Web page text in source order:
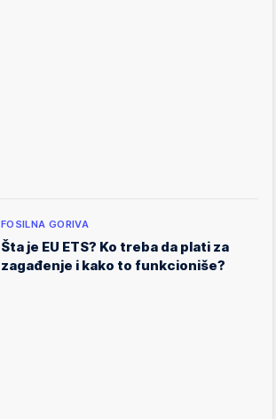
FOSILNA GORIVA
Šta je EU ETS? Ko treba da plati za
zagađenje i kako to funkcioniše?